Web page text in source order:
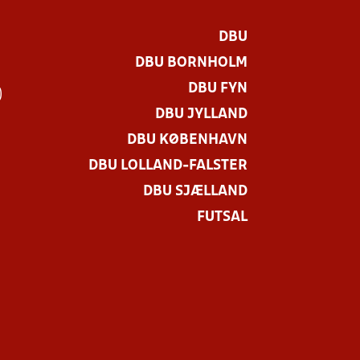
DBU
DBU BORNHOLM
DBU FYN
DBU JYLLAND
DBU KØBENHAVN
DBU LOLLAND-FALSTER
DBU SJÆLLAND
FUTSAL